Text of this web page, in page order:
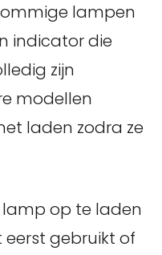
lampen
indicator die
zijn
modellen
laden zodra ze
op te laden
gebruikt of